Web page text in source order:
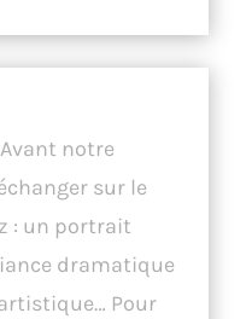
notre
sur le
: un portrait
dramatique
Pour